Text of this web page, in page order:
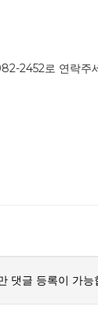
2452로 연락주
댓글 등록이 가능